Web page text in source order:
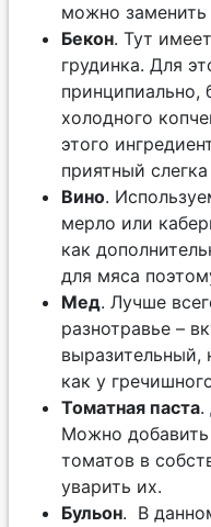
можно заменить
Бекон. Тут
грудинка. Для
принципиально,
холодного
этого
приятный
Вино.
мерло или
как
для мяса
Мед. Лучше
разнотравье –
как у
Томатная паста.
Можно
томатов в
уварить их.
Бульон. В